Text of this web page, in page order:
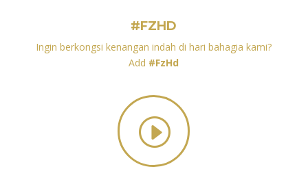
#FZHD
Ingin berkongsi kenangan indah di hari bahagia kami?
Add #FzHd
I